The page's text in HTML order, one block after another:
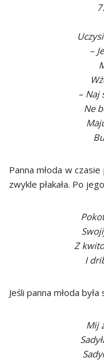
–
– Naj
Ne
Panna młoda w
zwykle płakała. Po
Z
I
Jeśli panna młoda
Mij